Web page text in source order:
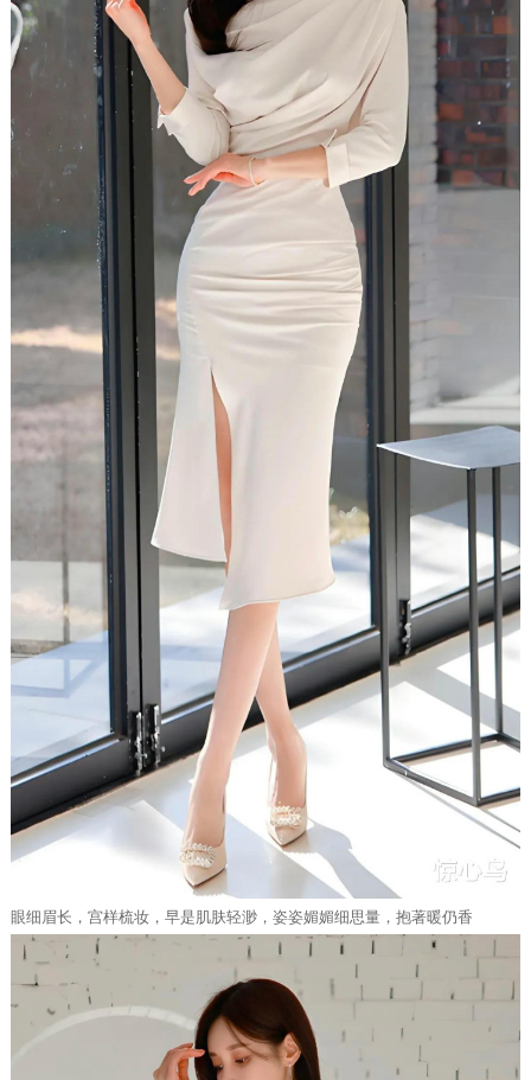
眼细眉长，宫样梳妆，早是肌肤轻渺，姿姿媚媚细思量，抱著暖仍香